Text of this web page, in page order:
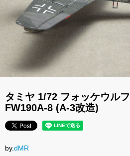
タミヤ 1/72 フォッケウルフ
FW190A-8 (A-3改造)
by.dMR